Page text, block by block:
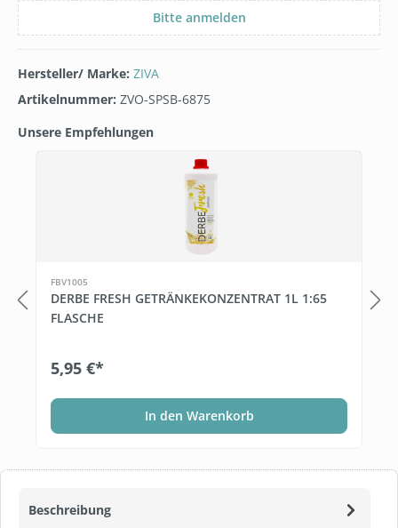
Beschreibung
Bitte anmelden
Hersteller/ Marke: ZIVA
Artikelnummer: ZVO-SPSB-6875
Unsere Empfehlungen
Produktgalerie überspringen
FBV1005
DERBE FRESH GETRÄNKEKONZENTRAT 1L 1:65
FLASCHE
5,95 €*
In den Warenkorb